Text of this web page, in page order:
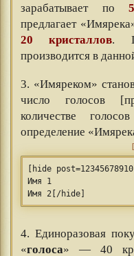
зарабатывает по
предлагает
20 кристаллов.
производится в
3. «Имяреком»
число голосов
количестве
определение
[hide
Имя 1
Имя 2[/hide]
4. Единоразовая
«голоса» — 40